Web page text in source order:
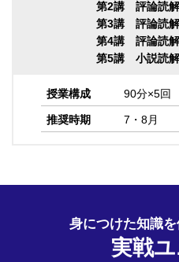
第2講 評論読
第3講 評論読
第4講 評論読
第5講 小説読
授業構成 90分×5回
推奨時期 7・8月
身につけた知識
実戦